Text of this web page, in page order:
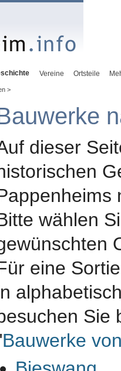
Vereine Ortsteile
>
dieser
wählen
eine
Sie
Bauwerke